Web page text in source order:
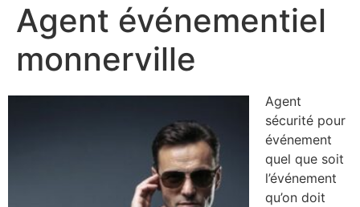
Agent événementiel
monnerville
Agent
sécurité pour
événement
quel que soit
l’événement
qu’on doit